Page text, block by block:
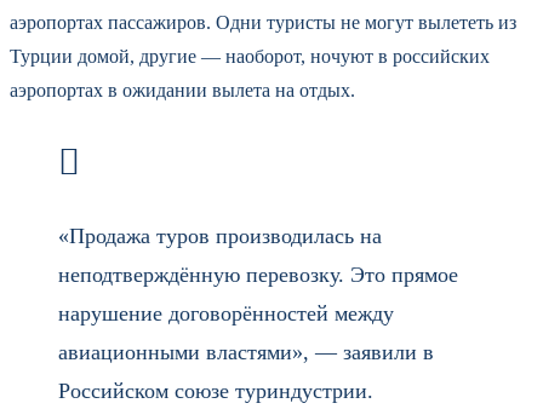
аэропортах пассажиров. Одни туристы не могут вылететь из
Турции домой, другие — наоборот, ночуют в российских
аэропортах в ожидании вылета на отдых.
«Продажа туров производилась на
неподтверждённую перевозку. Это прямое
нарушение договорённостей между
авиационными властями», — заявили в
Российском союзе туриндустрии.